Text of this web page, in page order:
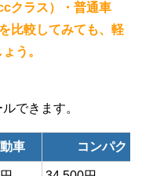
クラス）・普通車
比較してみても、軽
う。
車 コンパク